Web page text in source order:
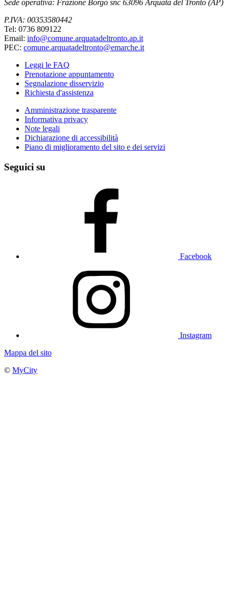
Sede operativa: Frazione Borgo snc 63096 Arquata del Tronto (AP)
P.IVA: 00353580442
Tel: 0736 809122
Email: info@comune.arquatadeltronto.ap.it
PEC: comune.arquatadeltronto@emarche.it
Leggi le FAQ
Prenotazione appuntamento
Segnalazione disservizio
Richiesta d'assistenza
Amministrazione trasparente
Informativa privacy
Note legali
Dichiarazione di accessibilità
Piano di miglioramento del sito e dei servizi
Seguici su
Facebook
Instagram
Mappa del sito
© MyCity